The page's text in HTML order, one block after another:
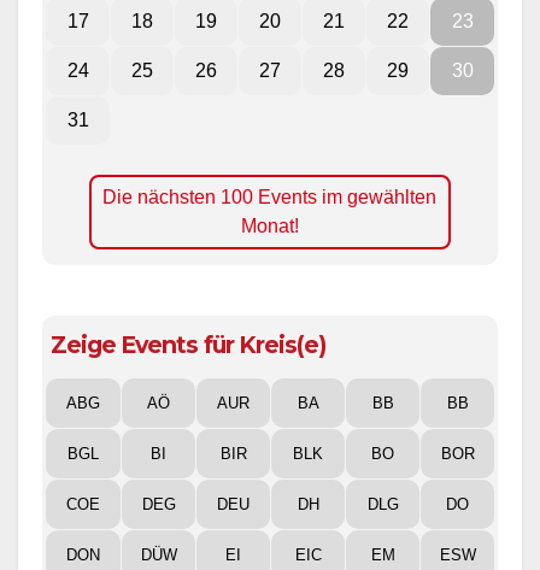
17 18 19 20 21 22 23
24 25 26 27 28 29 30
31
Die nächsten 100 Events im gewählten
Monat!
Zeige Events für Kreis(e)
ABG AÖ AUR BA BB BB
BGL BI BIR BLK BO BOR
COE DEG DEU DH DLG DO
DON DÜW EI EIC EM ESW